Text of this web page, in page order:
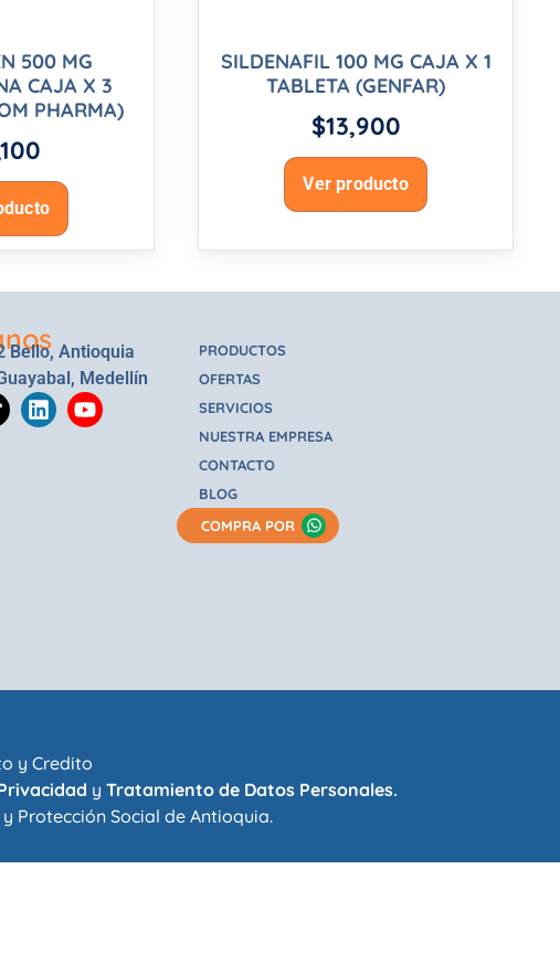
500 MG
CAJA X 3
PHARMA)
SILDENAFIL 100 MG CAJA X 1
TABLETA (GENFAR)
$13,900
Ver producto
Bello, Antioquia
Medellín
PRODUCTOS
OFERTAS
SERVICIOS
NUESTRA EMPRESA
CONTACTO
BLOG
COMPRA POR
y Credito
y Tratamiento de Datos Personales.
Protección Social de Antioquia.